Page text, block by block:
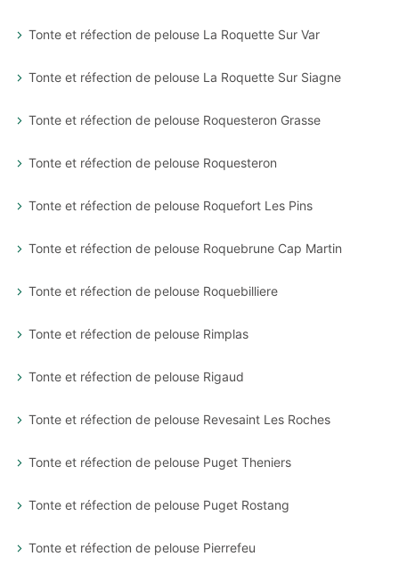
Tonte et réfection de pelouse La Roquette Sur Var
Tonte et réfection de pelouse La Roquette Sur Siagne
Tonte et réfection de pelouse Roquesteron Grasse
Tonte et réfection de pelouse Roquesteron
Tonte et réfection de pelouse Roquefort Les Pins
Tonte et réfection de pelouse Roquebrune Cap Martin
Tonte et réfection de pelouse Roquebilliere
Tonte et réfection de pelouse Rimplas
Tonte et réfection de pelouse Rigaud
Tonte et réfection de pelouse Revesaint Les Roches
Tonte et réfection de pelouse Puget Theniers
Tonte et réfection de pelouse Puget Rostang
Tonte et réfection de pelouse Pierrefeu